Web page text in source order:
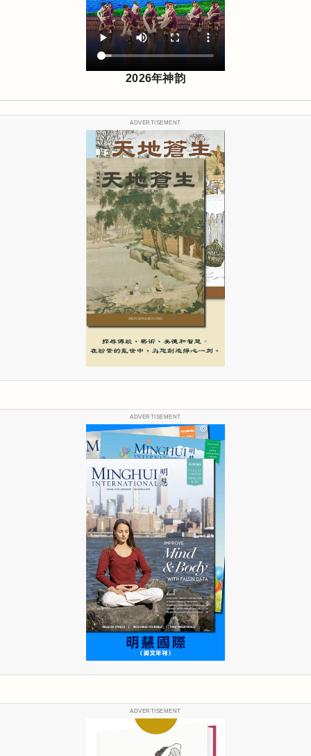
2026年神韵
ADVERTISEMENT
ADVERTISEMENT
ADVERTISEMENT